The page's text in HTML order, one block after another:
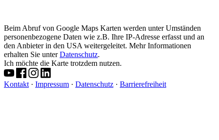
Beim Abruf von Google Maps Karten werden unter Umständen
personenbezogene Daten wie z.B. Ihre IP-Adresse erfasst und an
den Anbieter in den USA weitergeleitet. Mehr Informationen
erhalten Sie unterDatenschutz.
Ich möchte die Karte trotzdem nutzen.
Kontakt · Impressum · Datenschutz · Barrierefreiheit